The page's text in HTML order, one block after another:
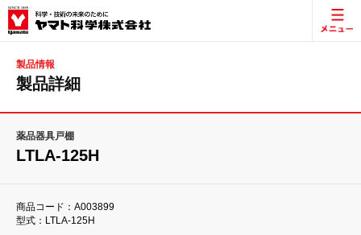
製品情報
製品詳細
薬品器具戸棚
LTLA-125H
商品コード：A003899
型式：LTLA-125H